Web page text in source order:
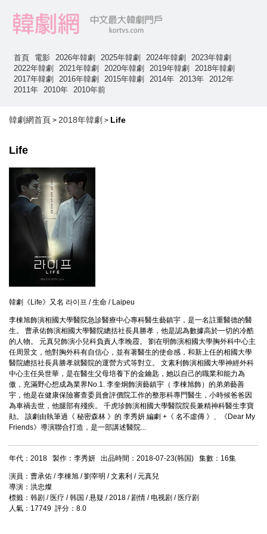
首頁 電影 2026年韓劇 2025年韓劇 2024年韓劇
2023年韓劇
2022年韓劇
2021年韓劇 2020年韓劇 2019年韓劇
2018年韓劇
2017年韓劇
2016年韓劇 2015年韓劇 2014年 2013年
2012年
2011年
2010年 2010年前
韓劇網首頁 > 2018年韓劇 > Life
Life
韓劇《Life》又名 라이프 / 生命 / Laipeu
李棟旭飾演相國大學醫院急診醫療中心專科醫生藝鎮宇，是一名註重醫德的醫
生。 曹承佑飾演相國大學醫院總括社長具勝孝，他是認為數據高於一切的冷酷
的人物。 元真兒飾演小兒科負責人李晚霞。 劉在明飾演相國大學胸外科中心主
任周景文，他對胸外科有自信心，並有著醫生的使命感，和新上任的相國大學
醫院總括社長具勝孝就醫院的運營方式等對立。 文素利飾演相國大學神經外科
中心主任吳世華，是在醫生父母培養下的金鑰匙，她以自己的職業和能力為
傲，充滿野心想成為業界No.1. 李奎炯飾演藝鎮宇（ 李棟旭飾）的弟弟藝善
宇，他是在健康保險審查委員會評價院工作的整形科專門醫生，小時候爸爸因
為車禍去世，他腿部有殘疾。 千虎珍飾演相國大學醫院院長兼精神科醫生李寶
勛。 該劇由執筆過《 秘密森林 》的 李秀妍 編劇 +《 名不虛傳 》、《Dear My
Friends》導演聯合打造，是一部講述醫院...
年代：2018 製作：李秀妍 出品時間：2018-07-23(韩国) 集數：16集
演員：曹承佑 / 李棟旭 / 劉宰明 / 文素利 / 元真兒
導演：洪忠燦
標籤：韩剧 / 医疗 / 韩国 / 悬疑 / 2018 / 剧情 / 电视剧 / 医疗剧
人氣：17749 評分：8.0